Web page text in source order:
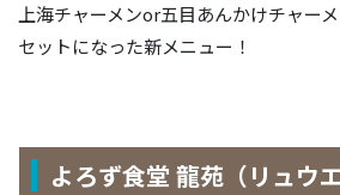
上海チャーメンor五目あんかけチャー
セットになった新メニュー！
よろず食堂 龍苑（リュウエ